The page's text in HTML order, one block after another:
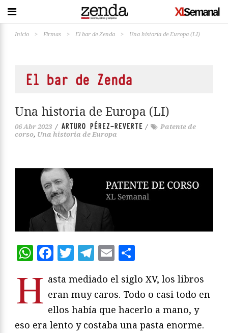
Inicio > Firmas > El bar de Zenda > Una historia de Europa (LI)
El bar de Zenda
Una historia de Europa (LI)
06 Abr 2023 / ARTURO PÉREZ-REVERTE /
Patente de
corso, Una historia de Europa
WhatsApp
Facebook
Twitter
Telegram
Email
H asta mediado el siglo XV, los libros
eran muy caros. Todo o casi todo en
ellos había que hacerlo a mano, y
eso era lento y costaba una pasta enorme.